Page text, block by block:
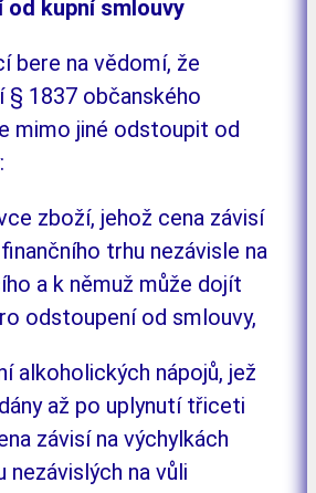
od kupní smlouvy
na vědomí, že
§ 1837 občanského
mimo jiné odstoupit od
zboží, jehož cena závisí
trhu nezávisle na
a k němuž může dojít
odstoupení od smlouvy,
alkoholických nápojů, jež
až po uplynutí třiceti
závisí na výchylkách
nezávislých na vůli